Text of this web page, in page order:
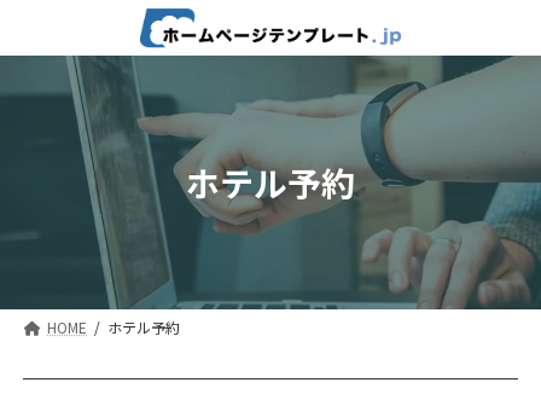
テ
ゲ
ホテル予約
HOME ホテル予約